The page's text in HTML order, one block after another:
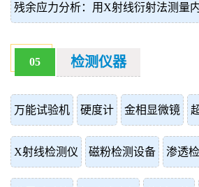
残余应力分析：用X射线衍射法测量内
05 检测仪器
万能试验机 硬度计 金相显微镜
X射线检测仪 磁粉检测设备 渗透